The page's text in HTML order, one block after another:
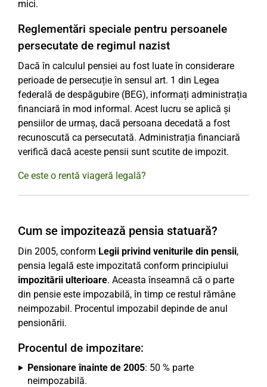
mici.
Reglementări speciale pentru persoanele
persecutate de regimul nazist
Dacă în calculul pensiei au fost luate în considerare
perioade de persecuție în sensul art. 1 din Legea
federală de despăgubire (BEG), informați administrația
financiară în mod informal. Acest lucru se aplică și
pensiilor de urmaș, dacă persoana decedată a fost
recunoscută ca persecutată. Administrația financiară
verifică dacă aceste pensii sunt scutite de impozit.
Ce este o rentă viageră legală?
Cum se impozitează pensia statuară?
Din 2005, conform Legii privind veniturile din pensii,
pensia legală este impozitată conform principiului
impozitării ulterioare. Aceasta înseamnă că o parte
din pensie este impozabilă, în timp ce restul rămâne
neimpozabil. Procentul impozabil depinde de anul
pensionării.
Procentul de impozitare:
Pensionare înainte de 2005: 50 % parte
neimpozabilă.